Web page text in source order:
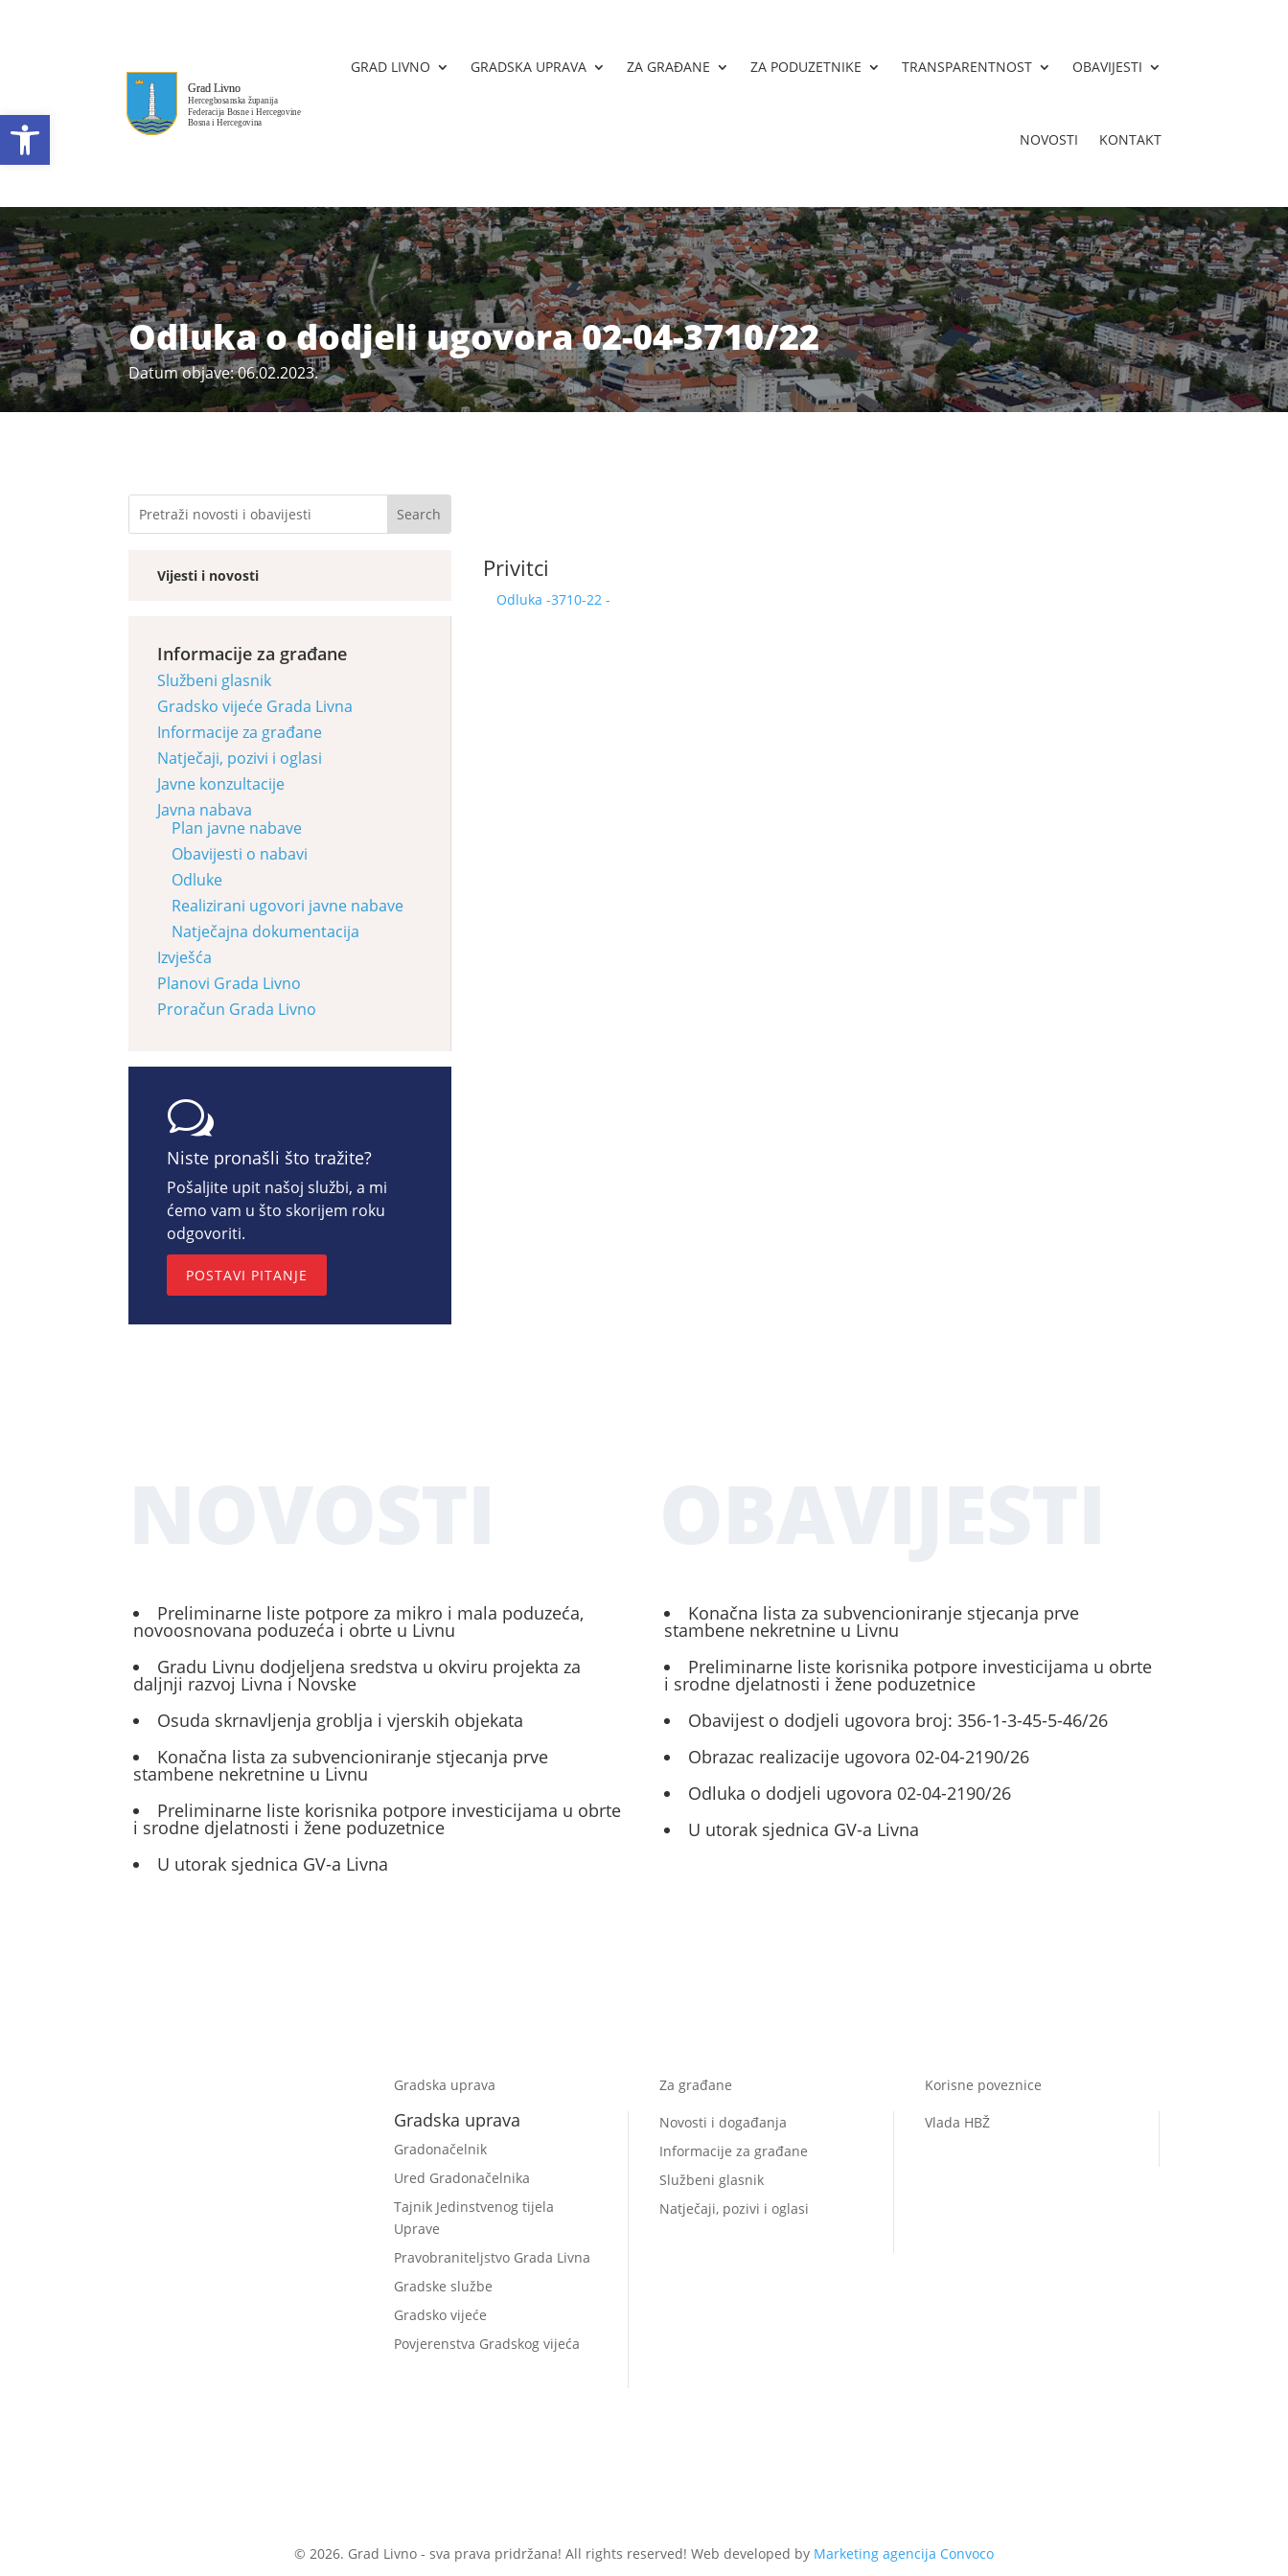
Open toolbar
GRAD LIVNO GRADSKA UPRAVA ZA GRAĐANE ZA PODUZETNIKE TRANSPARENTNOST OBAVIJESTI
NOVOSTI KONTAKT
Odluka o dodjeli ugovora 02-04-3710/22
Datum objave: 06.02.2023.
Vijesti i novosti
Informacije za građane
Službeni glasnik
Gradsko vijeće Grada Livna
Informacije za građane
Natječaji, pozivi i oglasi
Javne konzultacije
Javna nabava
Plan javne nabave
Obavijesti o nabavi
Odluke
Realizirani ugovori javne nabave
Natječajna dokumentacija
Izvješća
Planovi Grada Livno
Proračun Grada Livno
w
Niste pronašli što tražite?
Pošaljite upit našoj službi, a mi
ćemo vam u što skorijem roku
odgovoriti.
POSTAVI PITANJE
Privitci
Odluka -3710-22 -
Preliminarne liste potpore za mikro i mala poduzeća,
novoosnovana poduzeća i obrte u Livnu
Gradu Livnu dodjeljena sredstva u okviru projekta za
daljnji razvoj Livna i Novske
Osuda skrnavljenja groblja i vjerskih objekata
Konačna lista za subvencioniranje stjecanja prve
stambene nekretnine u Livnu
Preliminarne liste korisnika potpore investicijama u obrte
i srodne djelatnosti i žene poduzetnice
U utorak sjednica GV-a Livna
Konačna lista za subvencioniranje stjecanja prve
stambene nekretnine u Livnu
Preliminarne liste korisnika potpore investicijama u obrte
i srodne djelatnosti i žene poduzetnice
Obavijest o dodjeli ugovora broj: 356-1-3-45-5-46/26
Obrazac realizacije ugovora 02-04-2190/26
Odluka o dodjeli ugovora 02-04-2190/26
U utorak sjednica GV-a Livna
Gradska uprava
Gradska uprava
Gradonačelnik
Ured Gradonačelnika
Tajnik Jedinstvenog tijela
Uprave
Pravobraniteljstvo Grada Livna
Gradske službe
Gradsko vijeće
Povjerenstva Gradskog vijeća
Za građane
Novosti i događanja
Informacije za građane
Službeni glasnik
Natječaji, pozivi i oglasi
Korisne poveznice
Vlada HBŽ
© 2026. Grad Livno - sva prava pridržana! All rights reserved! Web developed by Marketing agencija Convoco